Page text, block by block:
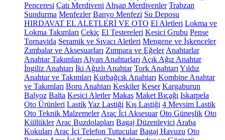
Penceresi Çatı Merdiveni Ahşap Merdivenler Trabzan
Sundurma Menfezler Banyo Menfezi Su Deposu
HIRDAVAT EL ALETLERİ VE OTO El Aletleri Lokma ve
Lokma Takımları Çekiç El Testereleri Kesici Grubu Pense
Tornavida Seramik ve Sıvacı Aletleri Mengene ve İşkenceler
Zımbalar ve Aksesuarları Zımpara ve Eğeler Anahtarlar
Anahtar Takımları Alyan Anahtarları Açık Ağız Anahtar
İngiliz Anahtarı İki Ağızlı Anahtar Tork Anahtarı Yıldız
Anahtar ve Takımları Kurbağcık Anahtarı Kombine Anahtar
ve Takımları Boru Anahtarı Keskiler Keser Kargaburun
Balyoz Balta Kesici Aletler Makas Maket Bıçağı Iskarpela
Oto Ürünleri LastikYaz Lastiği Kış Lastiği 4 Mevsim Lastik
Oto Teknik Malzemeler Araç İçi Aksesuar Oto Güneşlik Oto
Küllükler Araç Buzdolapları Bagaj Düzenleyici Araba
Kokuları Araç İçi Telefon Tutucular Bagaj Havuzu Oto